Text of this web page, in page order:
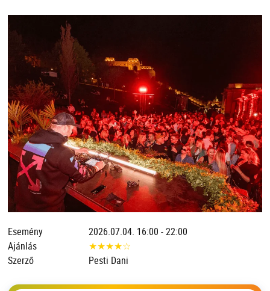
Esemény
2026.07.04. 16:00 - 22:00
Ajánlás
★★★★☆
Szerző
Pesti Dani